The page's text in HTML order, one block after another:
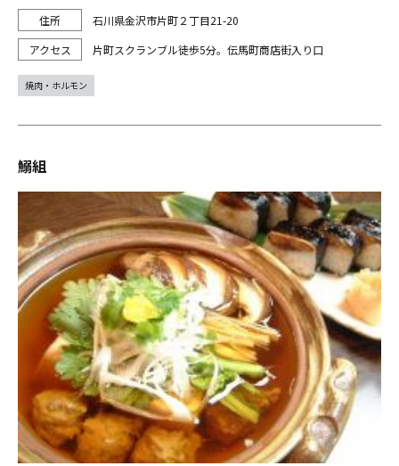
石川県金沢市片町２丁目21-20
片町スクランブル徒歩5分。伝馬町商店街入り口
焼肉・ホルモン
鰯組